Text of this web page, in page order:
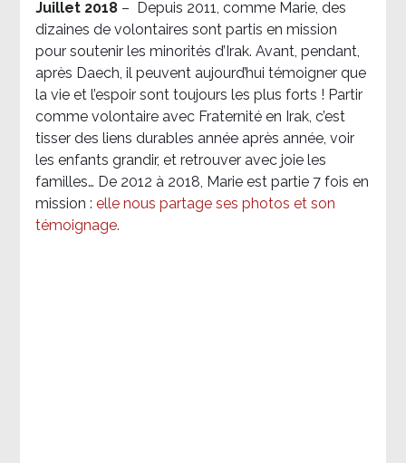
Juillet 2018 –
Depuis 2011, comme Marie, des
dizaines de volontaires sont partis en mission
pour soutenir les minorités d’Irak. Avant, pendant,
après Daech, il peuvent aujourd’hui témoigner que
la vie et l’espoir sont toujours les plus forts ! Partir
comme volontaire avec Fraternité en Irak, c’est
tisser des liens durables année après année, voir
les enfants grandir, et retrouver avec joie les
familles… De 2012 à 2018, Marie est partie 7 fois en
mission : elle nous partage ses photos et son
témoignage.